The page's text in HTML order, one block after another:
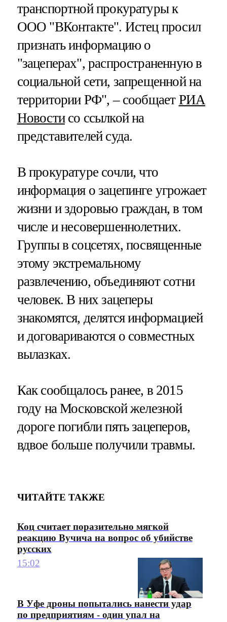
транспортной прокуратуры к
ООО "ВКонтакте". Истец просил
признать информацию о
"зацеперах", распространенную в
социальной сети, запрещенной на
территории РФ", – сообщает РИА
Новостисо ссылкой на
представителей суда.
В прокуратуре сочли, что
информация о зацепинге угрожает
жизни и здоровью граждан, в том
числе и несовершеннолетних.
Группы в соцсетях, посвященные
этому экстремальному
развлечению, объединяют сотни
человек. В них зацеперы
знакомятся, делятся информацией
и договариваются о совместных
вылазках.
Как сообщалось ранее, в 2015
году на Московской железной
дороге погибли пять зацеперов,
вдвое больше получили травмы.
ЧИТАЙТЕ ТАКЖЕ
Коц считает поразительно мягкой
реакцию Вучича на вопрос об убийстве
русских
15:02
В Уфе дроны попытались нанести удар
по предприятиям - один упал на